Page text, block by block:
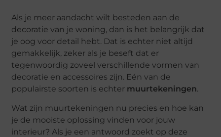
Als je meer aandacht wilt besteden aan de
decoratie van je woning, dan is het belangrijk dat
je oog voor detail hebt. Dat is echter niet altijd
gemakkelijk, zeker als je beseft dat er
tegenwoordig zoveel verschillende vormen van
decoratie en accessoires zijn. Eén van de
populairste soorten is echter muurtekeningen.
Wat zijn muurtekeningen nu precies en hoe kan
je de mooiste oplossing vinden voor jouw
interieur? Als je een antwoord zoekt op deze